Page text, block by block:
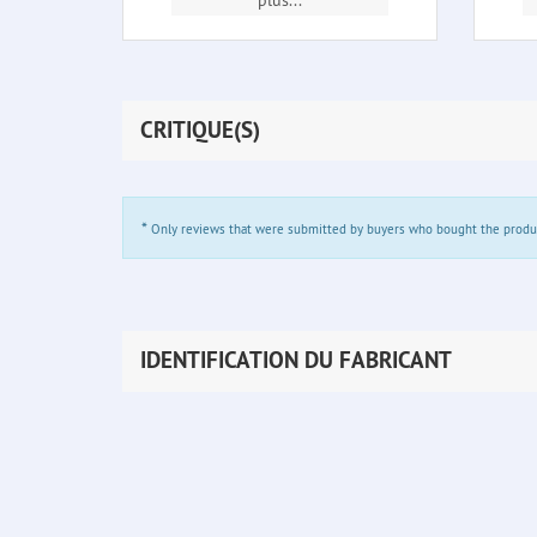
CRITIQUE(S)
* Only reviews that were submitted by buyers who bought the
IDENTIFICATION DU FABRICANT